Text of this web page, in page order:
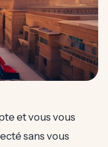
et vous vous
sans vous